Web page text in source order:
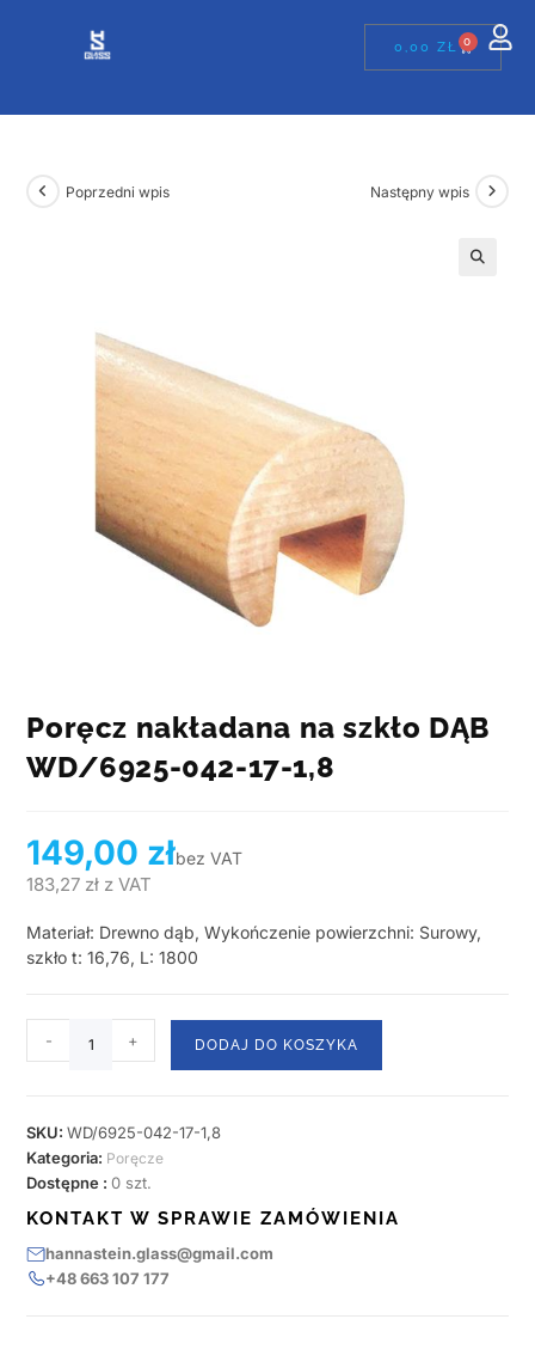
0,00ZŁ 0
Poprzedni wpis Następny wpis
Poręcz nakładana na szkło DĄB
WD/6925-042-17-1,8
149,00 złbez VAT
183,27 zł z VAT
Materiał: Drewno dąb, Wykończenie powierzchni: Surowy,
szkło t: 16,76, L: 1800
- + DODAJ DO KOSZYKA
SKU:WD/6925-042-17-1,8
Kategoria: Poręcze
Dostępne :0 szt.
KONTAKT W SPRAWIE ZAMÓWIENIA
hannastein.glass@gmail.com
+48 663 107 177